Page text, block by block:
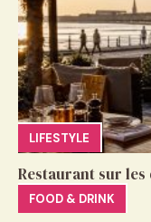
LIFESTYLE
Restaurant sur
FOOD & DRINK